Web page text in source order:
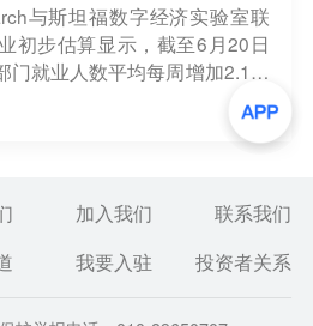
与斯坦福数字经济实验室联
初步估算显示，截至6月20日
门就业人数平均每周增加2.1万
加入我们
联系我们
我要入驻 投资者关系